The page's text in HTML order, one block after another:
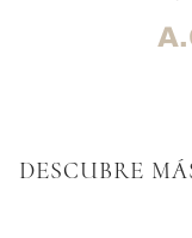
DESCUBRE